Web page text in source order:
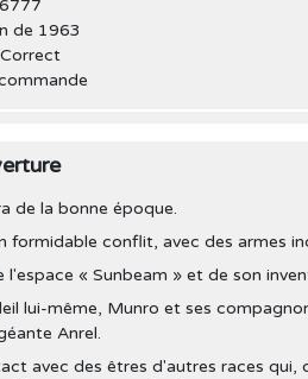
de 1963
de la bonne époque.
formidable conflit, avec des armes
l'espace « Sunbeam » et de son
lui-même, Munro et ses
Anrel.
avec des êtres d'autres races qui,